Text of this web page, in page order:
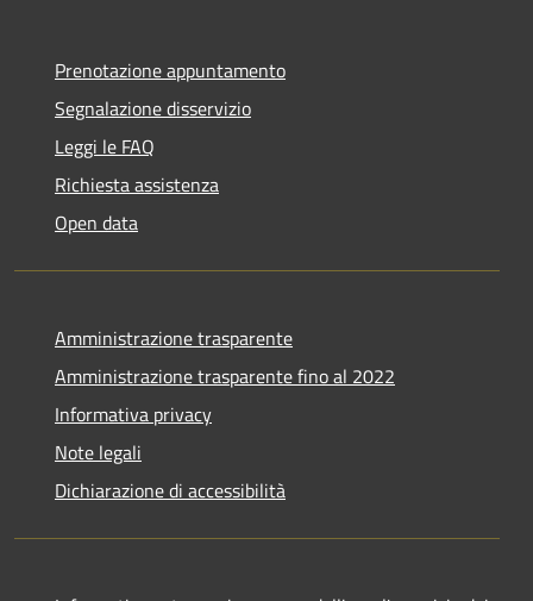
Prenotazione appuntamento
Segnalazione disservizio
Leggi le FAQ
Richiesta assistenza
Open data
Amministrazione trasparente
Amministrazione trasparente fino al 2022
Informativa privacy
Note legali
Dichiarazione di accessibilità